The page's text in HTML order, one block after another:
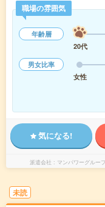
職場の雰囲気
年齢層
20代
男女比率
女性
気になる!
派遣会社 マンパワーグルー
未読